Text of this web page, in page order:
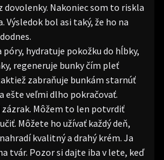
dovolenky. Nakoniec som to riskla
Výsledok bol asi taký, že ho na
póry, hydratuje pokožku do hĺbky,
regeneruje bunky čím pleť
zabraňuje bunkám starnúť
ešte veľmi dlho pokračovať.
Môžem to len potvrdiť
Môžete ho užívať každý deň,
kvalitný a drahý krém. Ja
tvár. Pozor si dajte iba v lete, keď